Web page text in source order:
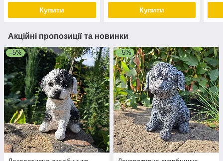
Купити Купити
Акційні пропозиції та новинки
–5% –5%